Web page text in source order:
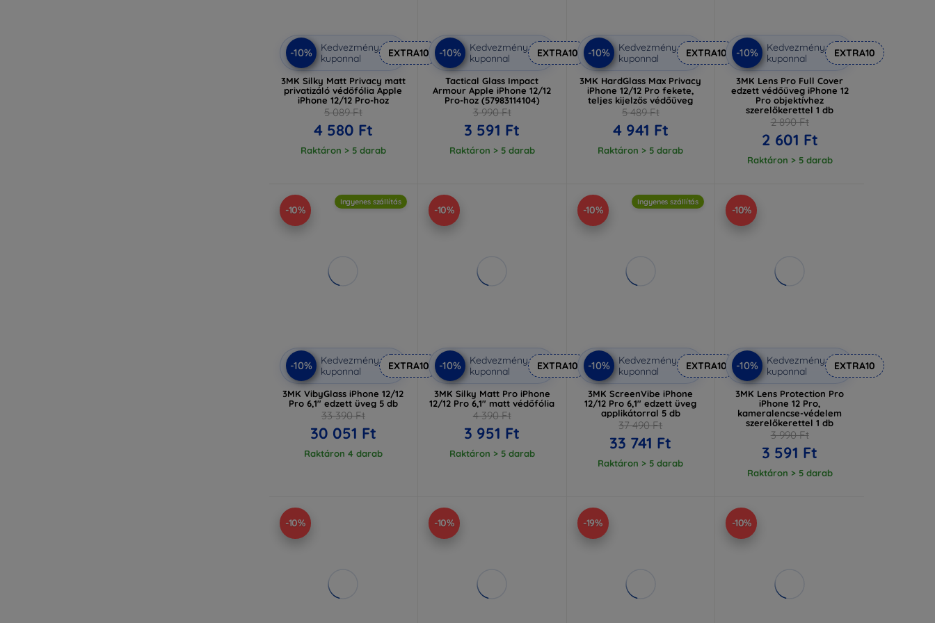
-10%
Kedvezmény
kuponnal
EXTRA10
3MK Silky Matt Privacy matt
privatizáló védőfólia Apple
iPhone 12/12 Pro-hoz
5 089 Ft
4 580 Ft
Raktáron > 5 darab
-10%
Kedvezmény
kuponnal
EXTRA10
Tactical Glass Impact
Armour Apple iPhone 12/12
Pro-hoz (57983114104)
3 990 Ft
3 591 Ft
Raktáron > 5 darab
-10%
Kedvezmény
kuponnal
EXTRA10
3MK HardGlass Max Privacy
iPhone 12/12 Pro fekete,
teljes kijelzős védőüveg
5 489 Ft
4 941 Ft
Raktáron > 5 darab
-10%
Kedvezmény
kuponnal
EXTRA10
3MK Lens Pro Full Cover
edzett védőüveg iPhone 12
Pro objektívhez
szerelőkerettel 1 db
2 890 Ft
2 601 Ft
Raktáron > 5 darab
-10%
Ingyenes szállítás
-10%
Kedvezmény
kuponnal
EXTRA10
3MK VibyGlass iPhone 12/12
Pro 6,1" edzett üveg 5 db
33 390 Ft
30 051 Ft
Raktáron 4 darab
-10%
-10%
Kedvezmény
kuponnal
EXTRA10
3MK Silky Matt Pro iPhone
12/12 Pro 6,1" matt védőfólia
4 390 Ft
3 951 Ft
Raktáron > 5 darab
-10%
Ingyenes szállítás
-10%
Kedvezmény
kuponnal
EXTRA10
3MK ScreenVibe iPhone
12/12 Pro 6,1" edzett üveg
applikátorral 5 db
37 490 Ft
33 741 Ft
Raktáron > 5 darab
-10%
-10%
Kedvezmény
kuponnal
EXTRA10
3MK Lens Protection Pro
iPhone 12 Pro,
kameralencse-védelem
szerelőkerettel 1 db
3 990 Ft
3 591 Ft
Raktáron > 5 darab
-10% -10% -19% -10%